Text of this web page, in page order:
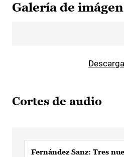
Galería de
Cortes de audio
Fernández Sanz: Tres